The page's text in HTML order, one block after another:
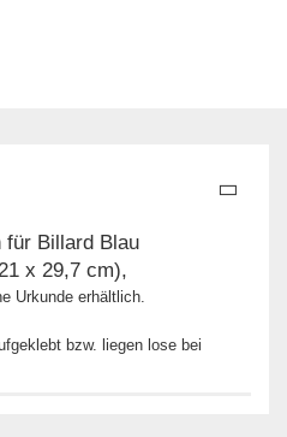
für Billard Blau
x 29,7 cm),
Urkunde erhältlich.
bzw. liegen lose bei